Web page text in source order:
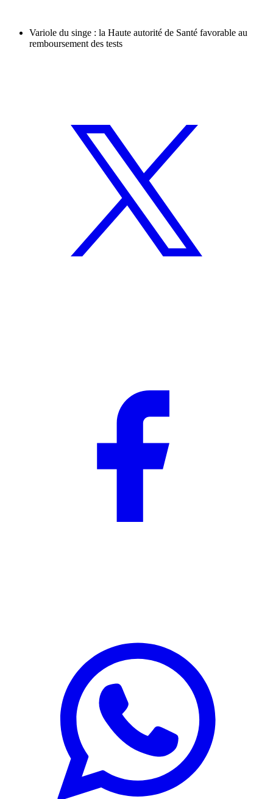
Variole du singe : la Haute autorité de Santé favorable au
remboursement des tests